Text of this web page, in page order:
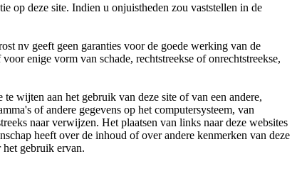
op deze site. Indien u onjuistheden zou vaststellen in de
nv geeft geen garanties voor de goede werking van de
enige vorm van schade, rechtstreekse of onrechtstreekse,
wijten aan het gebruik van deze site of van een andere,
of andere gegevens op het computersysteem, van
naar verwijzen. Het plaatsen van links naar deze websites
heeft over de inhoud of over andere kenmerken van deze
gebruik ervan.